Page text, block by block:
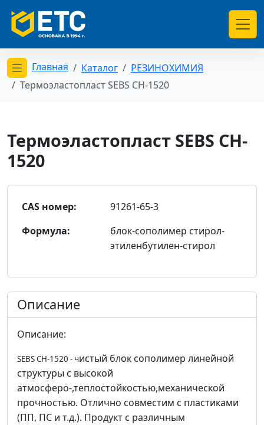
Открыть меню категорий
Главная Каталог
РЕЗИНОХИМИЯ
Термоэластопласт SEBS CH-1520
Термоэластопласт SEBS CH-
1520
CAS номер:
91261-65-3
Формула:
блок-сополимер стирол-
этиленбутилен-стирол
Описание
Описание:
SEBS CH-1520 - чистый блок сополимер линейной
структуры с высокой
атмосферо-,теплостойкостью,механической
прочностью. Отлично совместим с пластиками
(ПП, ПС и т.д.). Продукт с различным